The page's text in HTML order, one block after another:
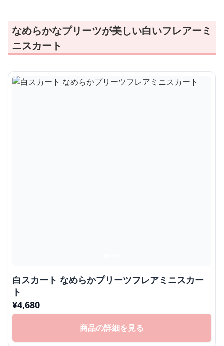
なめらかなプリーツが美しい白いフレアーミ
ニスカート
白スカート なめらかプリーツフレアミニスカー
ト
¥4,680
商品の詳細を見る